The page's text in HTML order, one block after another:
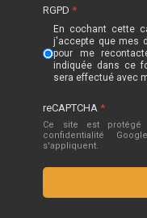
RGPD*
En cochant cette
j'accepte que mes
pour me
indiquée dans ce
sera effectué avec
reCAPTCHA*
Ce site est protégé
confidentialité Google
s'appliquent.